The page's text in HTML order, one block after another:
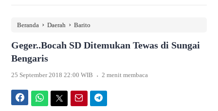
Beranda › Daerah › Barito
Geger..Bocah SD Ditemukan Tewas di Sungai
Bengaris
25 September 2018 22:00 WIB . 2 menit membaca